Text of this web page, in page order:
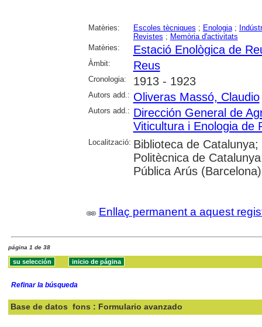
Matèries: Escoles tècniques ; Enologia;
Revistes ; Memòria d'activitats
Matèries:
Estació Enològica de
Àmbit: Reus
Cronologia: 1913 - 1923
Autors add.: Oliveras Massó, Claudio
Autors add.: Dirección General de
Viticultura i Enologia de
Localització: Biblioteca de
Politècnica de
Pública Arús
Enllaç permanent a aquest
página 1 de 38
Refinar la búsqueda
Base de datos fons : Formulario avanzado